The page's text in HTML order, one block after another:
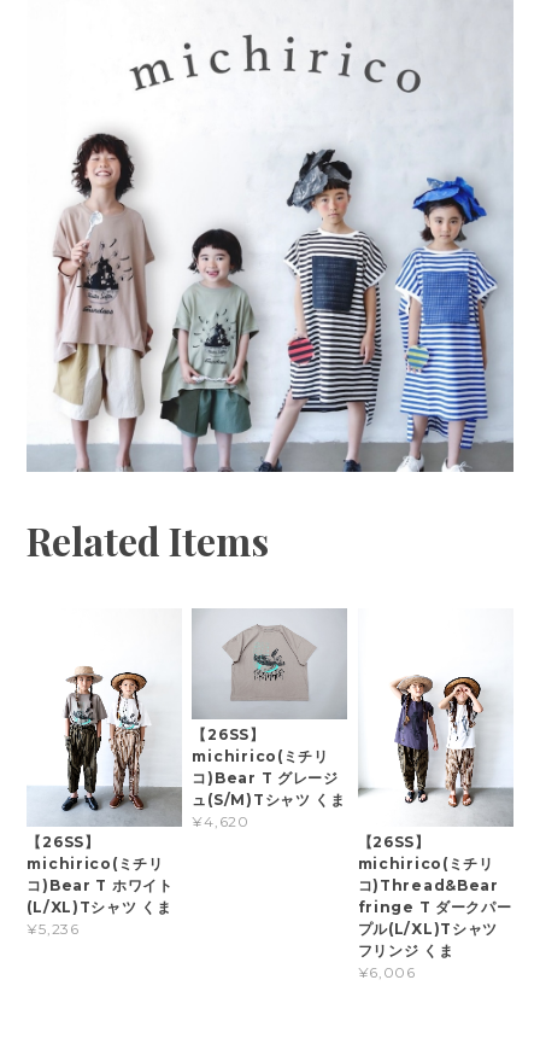
Related Items
【26SS】
michirico(ミチリ
コ)Bear T ホワイト
(L/XL)Tシャツ くま
¥5,236
【26SS】
michirico(ミチリ
コ)Bear T グレージ
ュ(S/M)Tシャツ くま
¥4,620
【26SS】
michirico(ミチリ
コ)Thread&Bear
fringe T ダークパー
プル(L/XL)Tシャツ
フリンジ くま
¥6,006